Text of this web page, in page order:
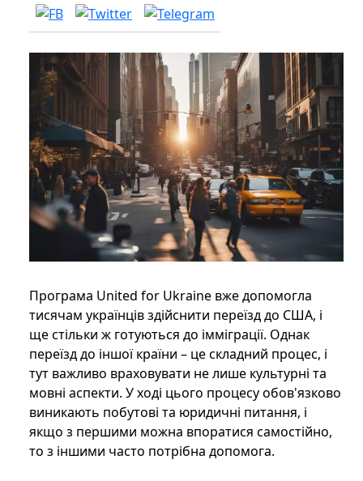
Програма United for Ukraine вже допомогла
тисячам українців здійснити переїзд до США, і
ще стільки ж готуються до імміграції. Однак
переїзд до іншої країни – це складний процес, і
тут важливо враховувати не лише культурні та
мовні аспекти. У ході цього процесу обов'язково
виникають побутові та юридичні питання, і
якщо з першими можна впоратися самостійно,
то з іншими часто потрібна допомога.